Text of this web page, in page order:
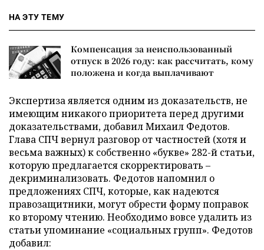
НА ЭТУ ТЕМУ
Компенсация за неиспользованный
отпуск в 2026 году: как рассчитать, кому
положена и когда выплачивают
Экспертиза является одним из доказательств, не
имеющим никакого приоритета перед другими
доказательствами, добавил Михаил Федотов.
Глава СПЧ вернул разговор от частностей (хотя и
весьма важных) к собственно «букве» 282-й статьи,
которую предлагается скорректировать –
декриминализовать. Федотов напомнил о
предложениях СПЧ, которые, как надеются
правозащитники, могут обрести форму поправок
ко второму чтению. Необходимо вовсе удалить из
статьи упоминание «социальных групп». Федотов
добавил: